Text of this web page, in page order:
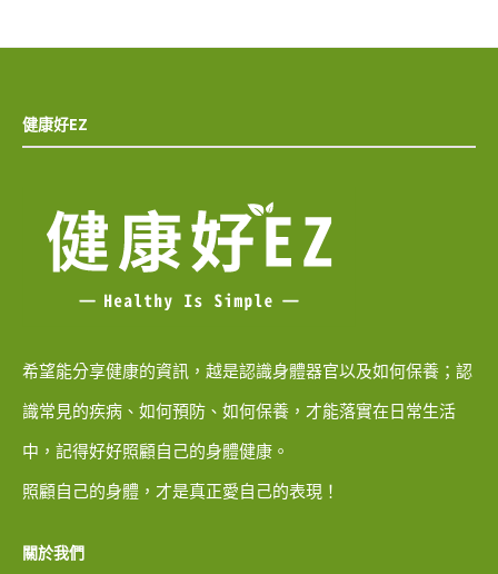
健康好EZ
希望能分享健康的資訊，越是認識身體器官以及如何保養；認
識常見的疾病、如何預防、如何保養，才能落實在日常生活
中，記得好好照顧自己的身體健康。
照顧自己的身體，才是真正愛自己的表現！
關於我們